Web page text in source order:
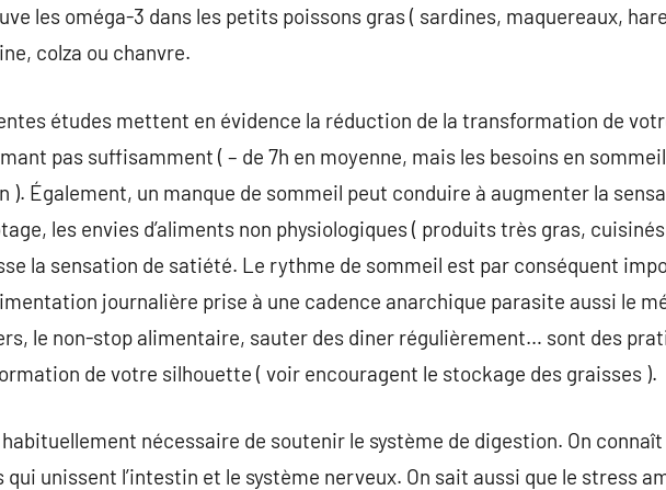
les oméga-3 dans les petits poissons gras ( sardines, maquereaux,
colza ou chanvre.
études mettent en évidence la réduction de la transformation de
pas suffisamment ( – de 7h en moyenne, mais les besoins en
). Également, un manque de sommeil peut conduire à augmenter la
les envies d’aliments non physiologiques ( produits très gras,
la sensation de satiété. Le rythme de sommeil est par conséquent
journalière prise à une cadence anarchique parasite aussi le
le non-stop alimentaire, sauter des diner régulièrement… sont des
de votre silhouette ( voir encouragent le stockage des graisses ).
nécessaire de soutenir le système de digestion. On
unissent l’intestin et le système nerveux. On sait aussi que le stress